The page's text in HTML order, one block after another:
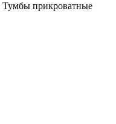
Тумбы прикроватные